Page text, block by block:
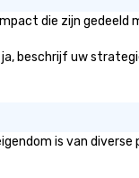
events. Your event
powerful
die zijn gedeeld
beschrijf uw
is van diverse